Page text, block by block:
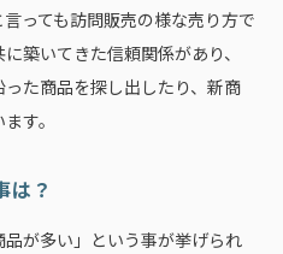
っても訪問販売の様な売り方で
築いてきた信頼関係があり、
た商品を探し出したり、新商
す。
は？
が多い」という事が挙げられ